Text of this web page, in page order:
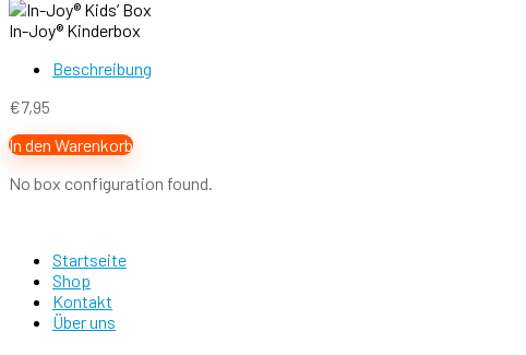
In-Joy® Kinderbox
Beschreibung
€7,95
In den Warenkorb
No box configuration found.
Startseite
Shop
Kontakt
Über uns